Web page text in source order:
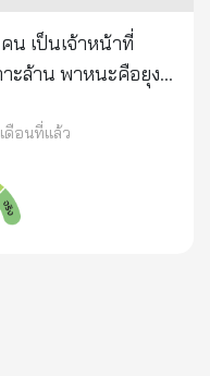
วัยในครอบครัว
วกก็ช่วยกันแชร์ครับ
น เป็นเจ้าหน้าที่
าะล้าน พาหนะคือยุง
ดือนที่แล้ว